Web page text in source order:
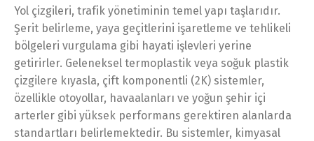
Yol çizgileri, trafik yönetiminin temel yapı taşlarıdır.
Şerit belirleme, yaya geçitlerini işaretleme ve tehlikeli
bölgeleri vurgulama gibi hayati işlevleri yerine
getirirler. Geleneksel termoplastik veya soğuk plastik
çizgilere kıyasla, çift komponentli (2K) sistemler,
özellikle otoyollar, havaalanları ve yoğun şehir içi
arterler gibi yüksek performans gerektiren alanlarda
standartları belirlemektedir. Bu sistemler, kimyasal